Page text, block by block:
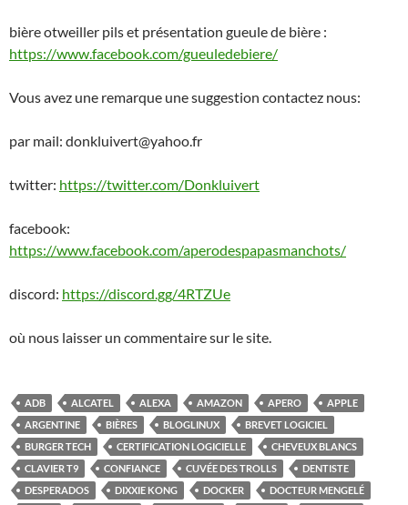
bière otweiller pils et présentation gueule de bière :
https://www.facebook.com/gueuledebiere/
Vous avez une remarque une suggestion contactez nous:
par mail: donkluivert@yahoo.fr
twitter: https://twitter.com/Donkluivert
facebook:
https://www.facebook.com/aperodespapasmanchots/
discord: https://discord.gg/4RTZUe
où nous laisser un commentaire sur le site.
ADB ALCATEL ALEXA AMAZON APERO
APPLE
ARGENTINE
BIÈRES BLOGLINUX
BREVET LOGICIEL
BURGER TECH
CERTIFICATION LOGICIELLE
CHEVEUX BLANCS
CLAVIER T9
CONFIANCE CUVÉE DES TROLLS
DENTISTE
DESPERADOS
DIXXIE KONG DOCKER
DOCTEUR MENGELÉ